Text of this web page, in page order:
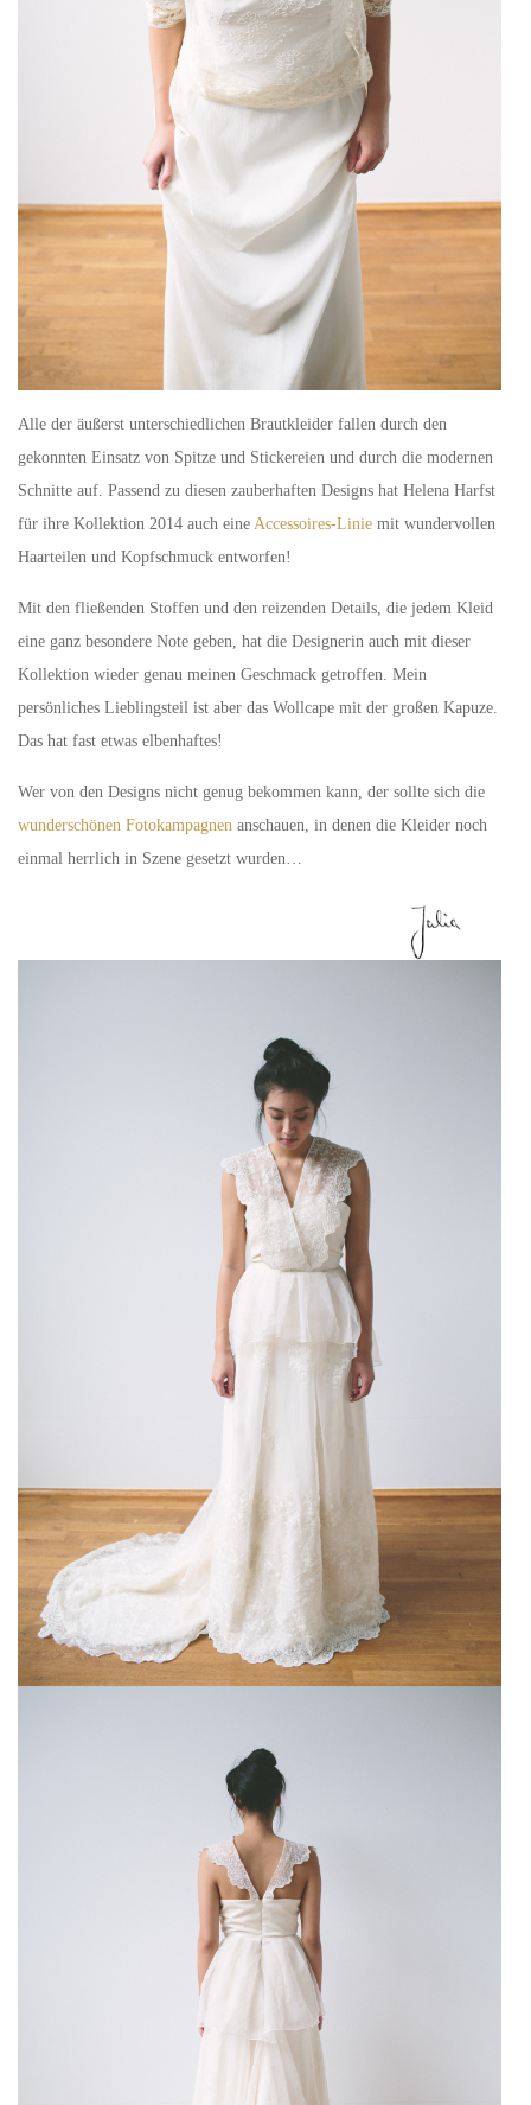
Alle der äußerst unterschiedlichen Brautkleider fallen durch den
gekonnten Einsatz von Spitze und Stickereien und durch die modernen
Schnitte auf. Passend zu diesen zauberhaften Designs hat Helena Harfst
für ihre Kollektion 2014 auch eine Accessoires-Linie mit wundervollen
Haarteilen und Kopfschmuck entworfen!
Mit den fließenden Stoffen und den reizenden Details, die jedem Kleid
eine ganz besondere Note geben, hat die Designerin auch mit dieser
Kollektion wieder genau meinen Geschmack getroffen. Mein
persönliches Lieblingsteil ist aber das Wollcape mit der großen Kapuze.
Das hat fast etwas elbenhaftes!
Wer von den Designs nicht genug bekommen kann, der sollte sich die
wunderschönen Fotokampagnen anschauen, in denen die Kleider noch
einmal herrlich in Szene gesetzt wurden…